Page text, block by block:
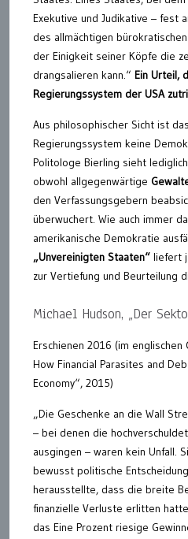
Exekutive und Judikative – fest
des allmächtigen
der Einigkeit seiner Köpfe die
drangsalieren kann.“ Ein Urteil,
Regierungssystem der USA
Aus philosophischer Sicht ist
Regierungssystem keine
Politologe Bierling sieht
obwohl allgegenwärtige
den Verfassungsgebern
überwuchert. Wie auch immer
amerikanische Demokratie
„Unvereinigten Staaten“ liefert
zur Vertiefung und Beurteilung
Michael Hudson, „Der
Erschienen 2016 (im englischen
How Financial Parasites and
Economy“, 2015)
„Die Geschenke an die Wall
– bei denen die
ausgingen – waren kein Unfall.
bewusst politische
herausstellte, dass die breite
finanzielle Verluste erlitten
das Eine Prozent riesige